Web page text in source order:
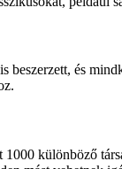
és
különböző